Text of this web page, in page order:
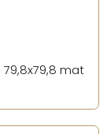
mat